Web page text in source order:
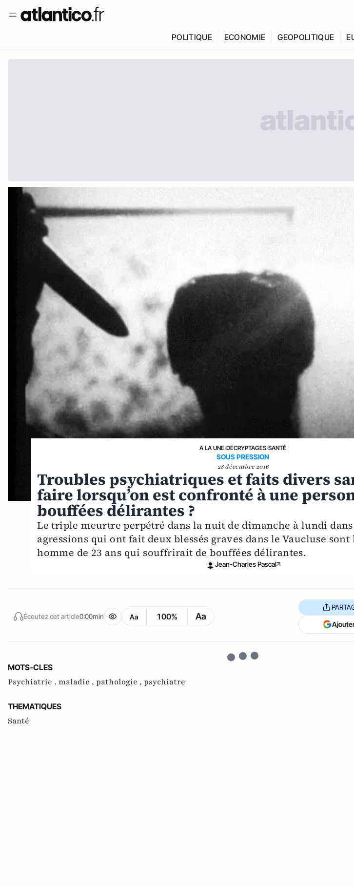
POLITIQUE ECONOMIE GEOPOLITIQUE
A LA UNE›DÉCRYPTAGES›SANTÉ
SOUS PRESSION
28 décembre 2016
Troubles psychiatriques et faits divers
faire lorsqu’on est confronté à une
bouffées délirantes ?
Le triple meurtre perpétré dans la nuit de dimanche à lundi
agressions qui ont fait deux blessés graves dans le Vaucluse
homme de 23 ans qui souffrirait de bouffées délirantes.
Jean-Charles Pascal
Écoutez cet article0:00min Aa 100% Aa
MOTS-CLES
Psychiatrie , maladie , pathologie , psychiatre
THEMATIQUES
Santé